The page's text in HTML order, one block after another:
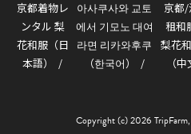
Copyright (c) 2026
京都着物レ
ンタル 梨
花和服（日
本語）
아사쿠사와 교토
에서 기모노 대여
라면 리카와후쿠
（한국어）
京都/
租和
梨花
（中